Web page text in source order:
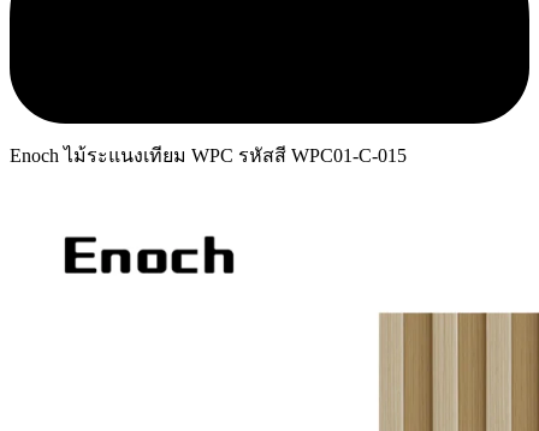
Enoch ไม้ระแนงเทียม WPC รหัสสี WPC01-C-015